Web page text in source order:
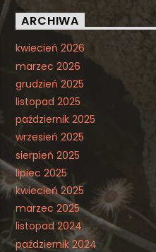
ARCHIWA
kwiecień 2026
marzec 2026
grudzień 2025
listopad 2025
październik 2025
wrzesień 2025
sierpień 2025
lipiec 2025
kwiecień 2025
marzec 2025
listopad 2024
październik 2024